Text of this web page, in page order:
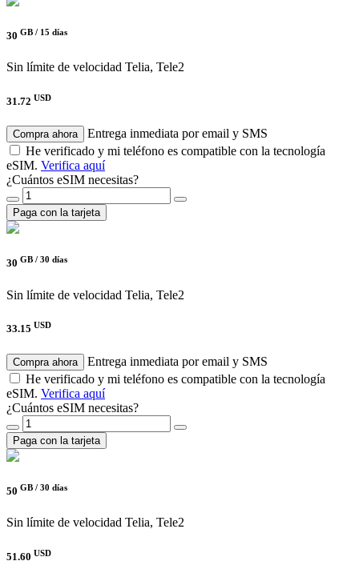
30 GB / 15 días
Sin límite de velocidad Telia, Tele2
31.72 USD
Compra ahora
Entrega inmediata por email y SMS
He verificado y mi teléfono es compatible con la tecnología
eSIM. Verifica aquí
¿Cuántos eSIM necesitas?
Paga con la tarjeta
30 GB / 30 días
Sin límite de velocidad Telia, Tele2
33.15 USD
Compra ahora
Entrega inmediata por email y SMS
He verificado y mi teléfono es compatible con la tecnología
eSIM. Verifica aquí
¿Cuántos eSIM necesitas?
Paga con la tarjeta
50 GB / 30 días
Sin límite de velocidad Telia, Tele2
51.60 USD